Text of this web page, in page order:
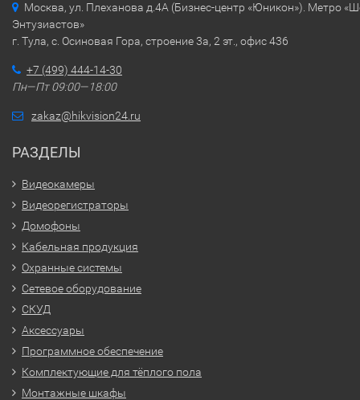
Москва, ул. Плеханова д.4А (Бизнес-центр «Юникон»). Метро
Энтузиастов»
г. Тула, с. Осиновая Гора, строение 3а, 2 эт., офис 436
+7 (499) 444-14-30
Пн—Пт 09:00—18:00
zakaz@hikvision24.ru
РАЗДЕЛЫ
Видеокамеры
Видеорегистраторы
Домофоны
Кабельная продукция
Охранные системы
Сетевое оборудование
СКУД
Аксессуары
Программное обеспечение
Комплектующие для тёплого пола
Монтажные шкафы